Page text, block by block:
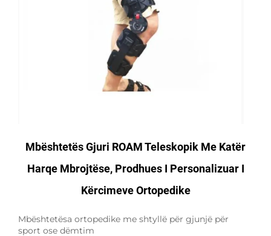
Mbështetës Gjuri ROAM Teleskopik Me Katër
Harqe Mbrojtëse, Prodhues I Personalizuar I
Kërcimeve Ortopedike
Mbështetësa ortopedike me shtyllë për gjunjë për
sport ose dëmtim